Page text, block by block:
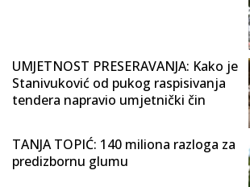
UMJETNOST PRESERAVANJA: Kako je
Stanivuković od pukog raspisivanja
tendera napravio umjetnički čin
TANJA TOPIĆ: 140 miliona razloga za
predizbornu glumu